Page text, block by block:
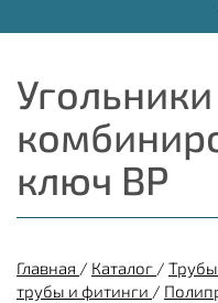
Угольники
ключ ВР
Главная / Каталог /
трубы и фитинги /